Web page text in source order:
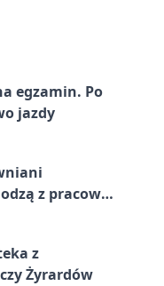
egzamin. Po
jazdy
z pracowni
z
Żyrardów